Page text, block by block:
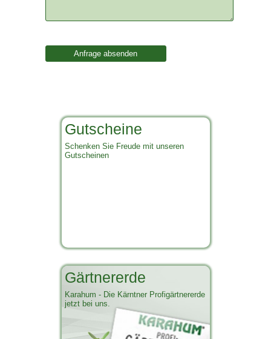
Gutscheine
Schenken Sie Freude mit unseren
Gutscheinen
Gärtnererde
Karahum - Die Kärntner Profigärtnererde
jetzt bei uns.